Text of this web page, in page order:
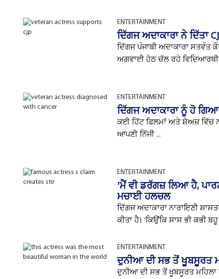
ENTERTAINMENT
ਦਿੱਗਜ ਅਦਾਕਾਰਾ ਨੇ ਦਿੱਤਾ
ਦਿੱਗਜ ਪੰਜਾਬੀ ਅਦਾਕਾਰਾ ਸਤਵੰਤ
ਅਗਵਾਈ ਹੇਠ ਚੱਲ ਰਹੇ ਵਿਦਿਆਰਥੀ
ENTERTAINMENT
ਦਿੱਗਜ ਅਦਾਕਾਰਾ ਨੂੰ ਹੋ
ਕਈ ਹਿੱਟ ਫਿਲਮਾਂ ਅਤੇ ਸ਼ੋਅਜ਼ ਵਿੱਚ
ਆਪਣੀ ਨਿੱਜੀ ...
ENTERTAINMENT
'ਮੈਂ ਵੀ ਡਰੱਗਜ਼ ਲਿਆ ਹੈ,
ਮਚਾਈ ਹਲਚਲ
ਦਿੱਗਜ ਅਦਾਕਾਰਾ ਨਾਰਾਇਣੀ
ਕੀਤਾ ਹੈ। 'ਕਿਉਂਕਿ ਸਾਸ ਭੀ ਕਭੀ
ENTERTAINMENT
ਦੁਨੀਆ ਦੀ ਸਭ ਤੋਂ ਖੂਬਸੂਰਤ
ਦੁਨੀਆ ਦੀ ਸਭ ਤੋਂ ਖੂਬਸੂਰਤ ਮਹਿਲਾ